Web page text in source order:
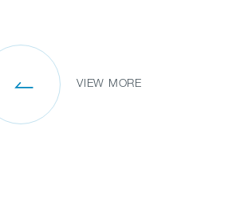
する方針
について
VIEW MORE